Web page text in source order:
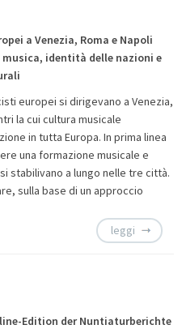
a Venezia, Roma e Napoli
musica, identità delle nazioni e
europei si dirigevano a Venezia,
la cui cultura musicale
in tutta Europa. In prima linea
una formazione musicale e
stabilivano a lungo nelle tre città.
sulla base di un approccio
leggi
Edition der Nuntiaturberichte